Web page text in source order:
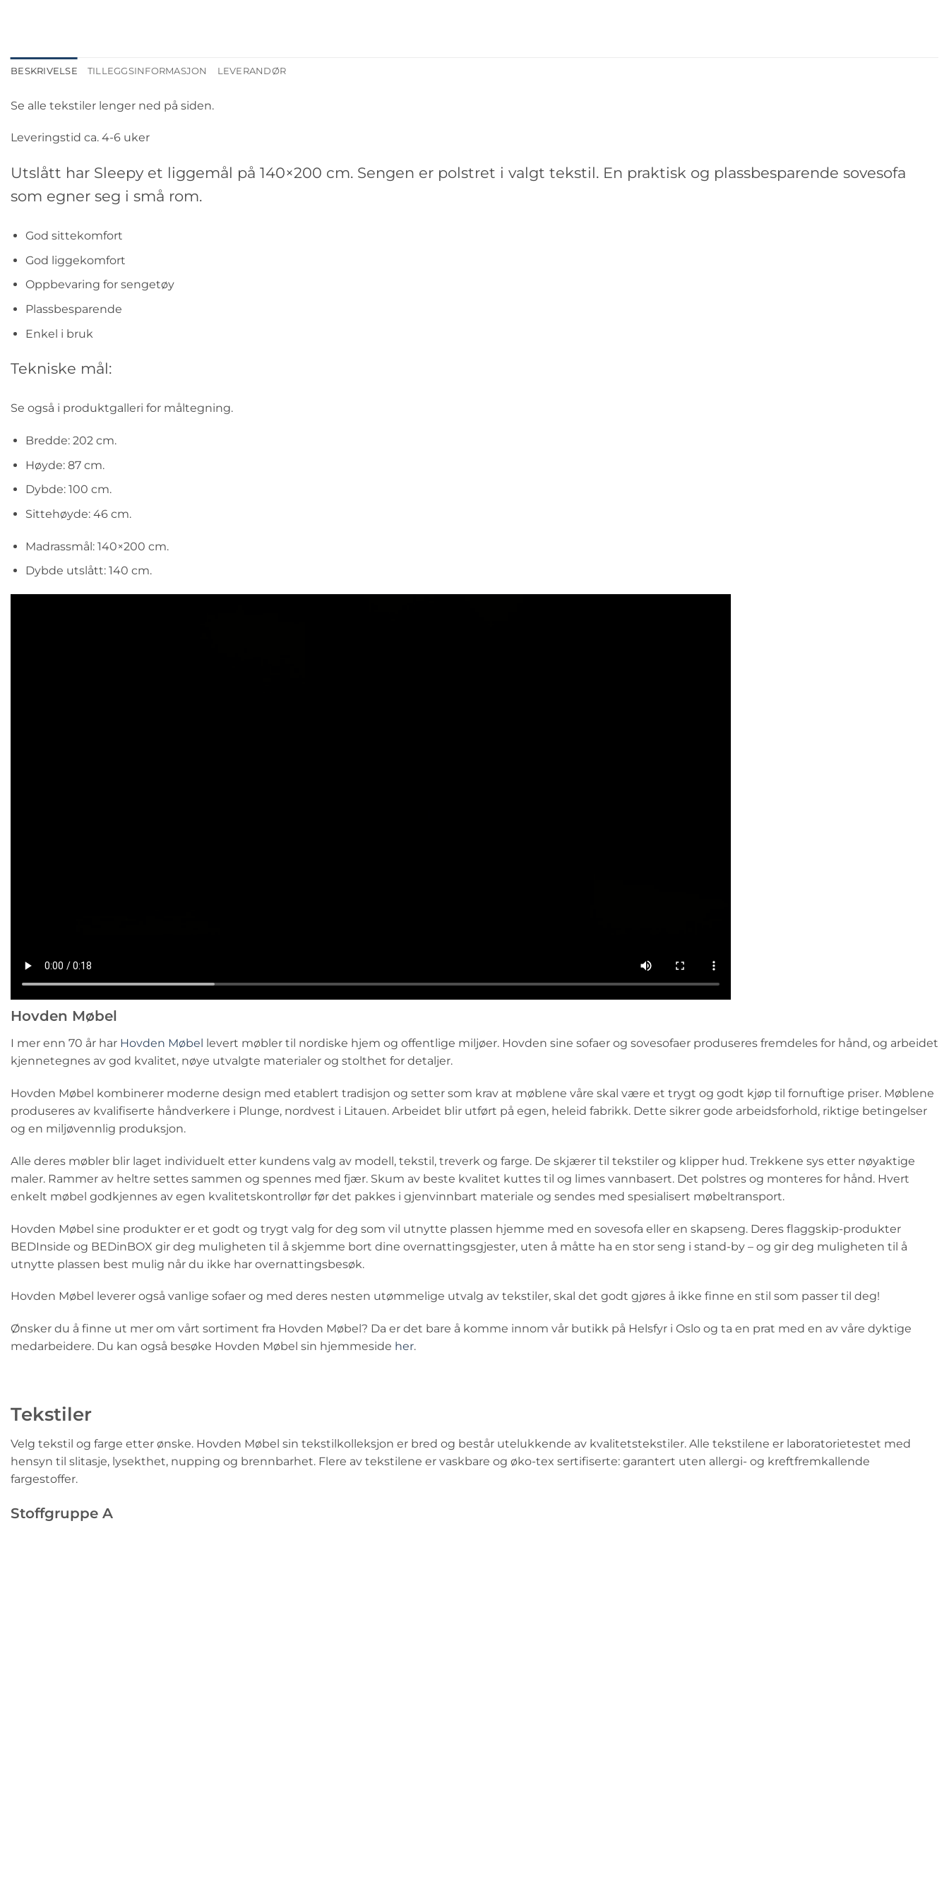
BESKRIVELSE TILLEGGSINFORMASJON LEVERANDØR
Se alle tekstiler lenger ned på siden.
Leveringstid ca. 4-6 uker
Utslått har Sleepy et liggemål på 140×200 cm. Sengen er polstret i valgt tekstil. En praktisk og plassbesparende sovesofa
som egner seg i små rom.
God sittekomfort
God liggekomfort
Oppbevaring for sengetøy
Plassbesparende
Enkel i bruk
Tekniske mål:
Se også i produktgalleri for måltegning.
Bredde: 202 cm.
Høyde: 87 cm.
Dybde: 100 cm.
Sittehøyde: 46 cm.
Madrassmål: 140×200 cm.
Dybde utslått: 140 cm.
Hovden Møbel
I mer enn 70 år har Hovden Møbel
levert møbler til nordiske hjem og offentlige miljøer. Hovden sine sofaer og sovesofaer produseres fremdeles for hånd, og arbeidet
kjennetegnes av god kvalitet, nøye utvalgte materialer og stolthet for detaljer.
Hovden Møbel kombinerer moderne design med etablert tradisjon og setter som krav at møblene våre skal være et trygt og godt kjøp til fornuftige priser. Møblene
produseres av kvalifiserte håndverkere i Plunge, nordvest i Litauen. Arbeidet blir utført på egen, heleid fabrikk. Dette sikrer gode arbeidsforhold, riktige betingelser
og en miljøvennlig produksjon.
Alle deres møbler blir laget individuelt etter kundens valg av modell, tekstil, treverk og farge. De skjærer til tekstiler og klipper hud. Trekkene sys etter nøyaktige
maler. Rammer av heltre settes sammen og spennes med fjær. Skum av beste kvalitet kuttes til og limes vannbasert. Det polstres og monteres for hånd. Hvert
enkelt møbel godkjennes av egen kvalitetskontrollør før det pakkes i gjenvinnbart materiale og sendes med spesialisert møbeltransport.
Hovden Møbel sine produkter er et godt og trygt valg for deg som vil utnytte plassen hjemme med en sovesofa eller en skapseng. Deres flaggskip-produkter
BEDInside og BEDinBOX gir deg muligheten til å skjemme bort dine overnattingsgjester, uten å måtte ha en stor seng i stand-by – og gir deg muligheten til å
utnytte plassen best mulig når du ikke har overnattingsbesøk.
Hovden Møbel leverer også vanlige sofaer og med deres nesten utømmelige utvalg av tekstiler, skal det godt gjøres å ikke finne en stil som passer til deg!
Ønsker du å finne ut mer om vårt sortiment fra Hovden Møbel? Da er det bare å komme innom vår butikk på Helsfyr i Oslo og ta en prat med en av våre dyktige
medarbeidere. Du kan også besøke Hovden Møbel sin hjemmeside her.
Tekstiler
Velg tekstil og farge etter ønske. Hovden Møbel sin tekstilkolleksjon er bred og består utelukkende av kvalitetstekstiler. Alle tekstilene er laboratorietestet med
hensyn til slitasje, lysekthet, nupping og brennbarhet. Flere av tekstilene er vaskbare og øko-tex sertifiserte: garantert uten allergi- og kreftfremkallende
fargestoffer.
Stoffgruppe A